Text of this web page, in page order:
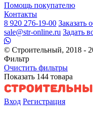
Помощь покупателю
Контакты
8 920 276-19-00 Заказать
sale@str-online.ru Задать
© Строительный, 2018 -
Фильтр
Очистить фильтры
Показать 144 товара
Вход Регистрация